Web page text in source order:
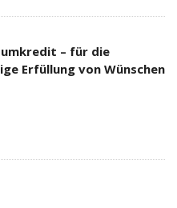
– für die
Erfüllung von Wünschen